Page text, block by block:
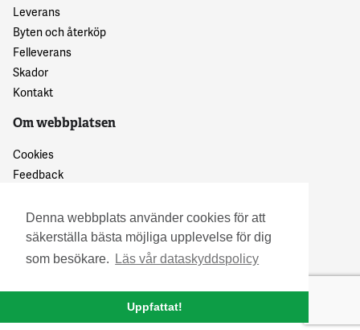
Denna webbplats använder cookies för att
säkerställa bästa möjliga upplevelse för dig
som besökare.
Läs vår dataskyddspolicy
Uppfattat!
Leverans
Byten och återköp
Felleverans
Skador
Kontakt
Om webbplatsen
Cookies
Feedback
© 2016 Granskattehults Damm- och Trädgårdstrivsel